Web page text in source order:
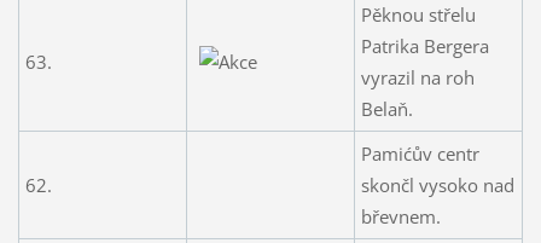
63.
Pěknou střelu
Patrika Bergera
vyrazil na roh
Belaň.
62.
Pamićův centr
skončl vysoko nad
břevnem.